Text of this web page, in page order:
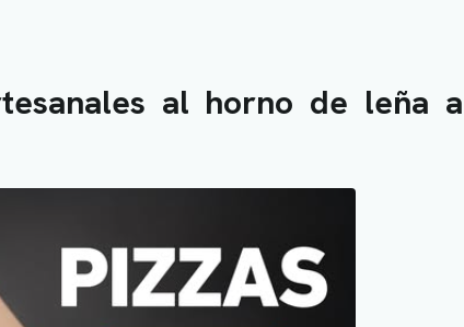
al horno de leña a